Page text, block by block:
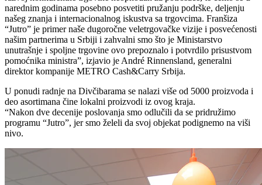
narednim godinama posebno posvetiti pružanju podrške, deljenju
našeg znanja i internacionalnog iskustva sa trgovcima. Franšiza
“Jutro” je primer naše dugoročne veletrgovačke vizije i posvećenosti
našim partnerima u Srbiji i zahvalni smo što je Ministarstvo
unutrašnje i spoljne trgovine ovo prepoznalo i potvrdilo prisustvom
pomoćnika ministra”, izjavio je André Rinnensland, generalni
direktor kompanije METRO Cash&Carry Srbija.
U ponudi radnje na Divčibarama se nalazi više od 5000 proizvoda i
deo asortimana čine lokalni proizvodi iz ovog kraja.
“Nakon dve decenije poslovanja smo odlučili da se pridružimo
programu “Jutro”, jer smo želeli da svoj objekat podignemo na viši
nivo.